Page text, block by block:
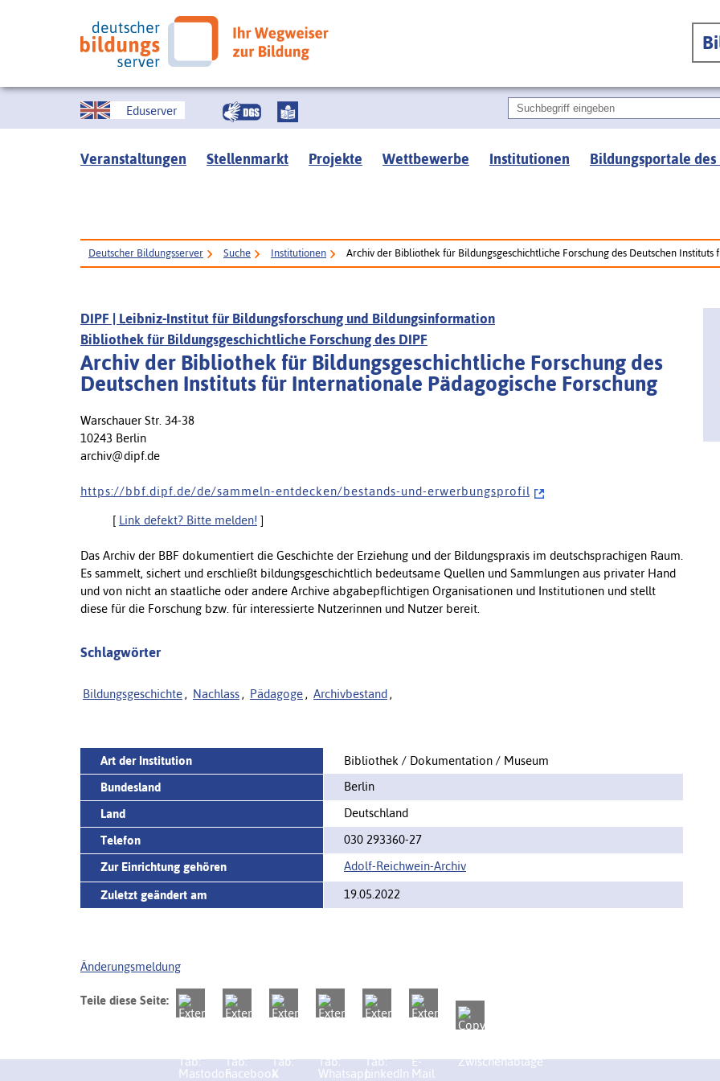
Eduserver
Veranstaltungen Stellenmarkt Projekte Wettbewerbe Institutionen Bildungsportale des
Deutscher Bildungsserver Suche Institutionen Archiv der Bibliothek für Bildungsgeschichtliche Forschung des Deutschen
DIPF | Leibniz-Institut für Bildungsforschung und Bildungsinformation
Bibliothek für Bildungsgeschichtliche Forschung des DIPF
Archiv der Bibliothek für Bildungsgeschichtliche Forschung des
Deutschen Instituts für Internationale Pädagogische Forschung
Warschauer Str. 34-38
10243 Berlin
archiv@dipf.de
h t t p s : / / b b f . d i p f . d e / d e / s a m m e l n - e n t d e c k e n / b e s t a n d s - u n d - e r w e r b u n g s p r o f i l
[ Link defekt? Bitte melden! ]
Das Archiv der BBF dokumentiert die Geschichte der Erziehung und der Bildungspraxis im deutschsprachigen Raum.
Es sammelt, sichert und erschließt bildungsgeschichtlich bedeutsame Quellen und Sammlungen aus privater Hand
und von nicht an staatliche oder andere Archive abgabepflichtigen Organisationen und Institutionen und stellt
diese für die Forschung bzw. für interessierte Nutzerinnen und Nutzer bereit.
Schlagwörter
Bildungsgeschichte , Nachlass , Pädagoge , Archivbestand ,
Art der Institution
Bibliothek / Dokumentation / Museum
Bundesland
Berlin
Land
Deutschland
Telefon
030 293360-27
Zur Einrichtung gehören
Adolf-Reichwein-Archiv
Zuletzt geändert am 19.05.2022
Änderungsmeldung
Teile diese Seite: